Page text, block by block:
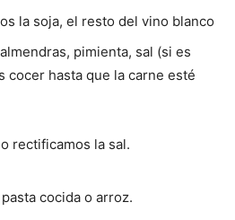
la soja, el resto del vino blanco
pimienta, sal (si es
cocer hasta que la carne esté
rectificamos la sal.
cocida o arroz.